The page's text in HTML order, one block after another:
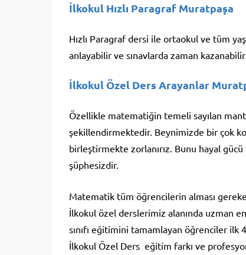
İlkokul Hızlı Paragraf Muratpaşa
Hızlı Paragraf dersi ile ortaokul ve tüm
anlayabilir ve sınavlarda zaman
İlkokul Özel Ders Arayanlar
Özellikle matematiğin temeli sayılan
şekillendirmektedir. Beynimizde bir çok
birleştirmekte zorlanırız. Bunu hayal
şüphesizdir.
Matematik tüm öğrencilerin alması
İlkokul özel derslerimiz alanında uzman
sınıfı eğitimini tamamlayan öğrenciler ilk
İlkokul Özel Ders eğitim farkı ve